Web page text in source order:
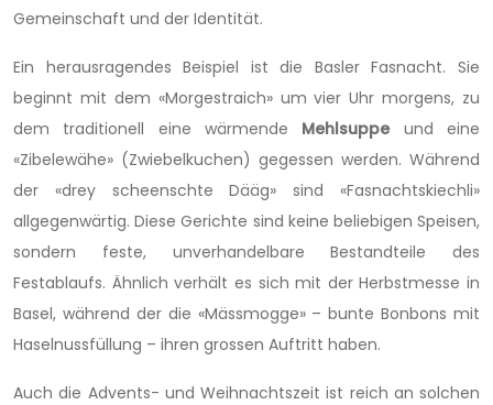
Gemeinschaft und der Identität.
Ein herausragendes Beispiel ist die Basler Fasnacht. Sie
beginnt mit dem «Morgestraich» um vier Uhr morgens, zu
dem traditionell eine wärmende Mehlsuppe und eine
«Zibelewähe» (Zwiebelkuchen) gegessen werden. Während
der «drey scheenschte Dääg» sind «Fasnachtskiechli»
allgegenwärtig. Diese Gerichte sind keine beliebigen Speisen,
sondern feste, unverhandelbare Bestandteile des
Festablaufs. Ähnlich verhält es sich mit der Herbstmesse in
Basel, während der die «Mässmogge» – bunte Bonbons mit
Haselnussfüllung – ihren grossen Auftritt haben.
Auch die Advents- und Weihnachtszeit ist reich an solchen